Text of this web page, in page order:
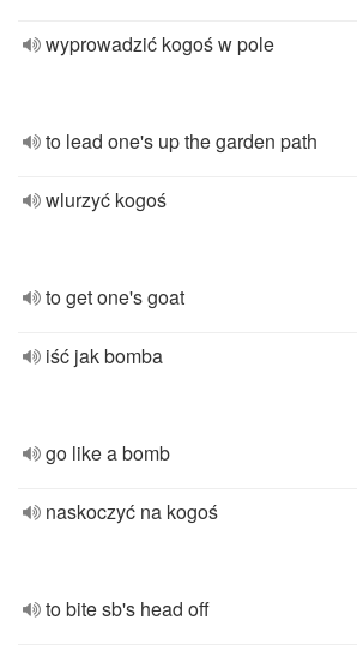
wyprowadzić kogoś w pole
to lead one's up the garden path
wlurzyć kogoś
to get one's goat
iść jak bomba
go like a bomb
naskoczyć na kogoś
to bite sb's head off